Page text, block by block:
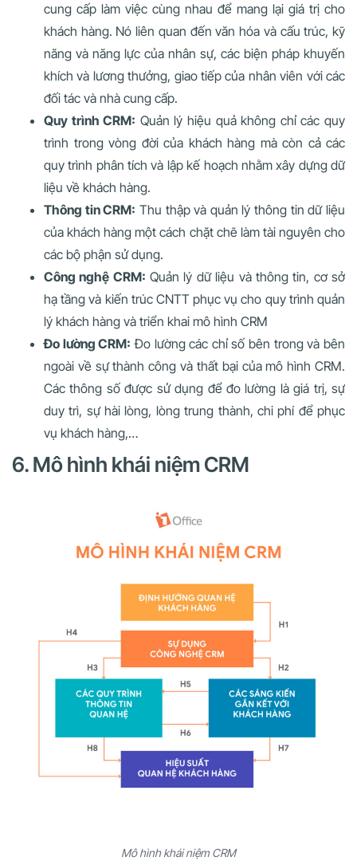
cung cấp làm việc cùng nhau để mang lại giá trị cho
khách hàng. Nó liên quan đến văn hóa và cấu trúc, kỹ
năng và năng lực của nhân sự, các biện pháp khuyến
khích và lương thưởng, giao tiếp của nhân viên với các
đối tác và nhà cung cấp.
Quy trình CRM: Quản lý hiệu quả không chỉ các quy
trình trong vòng đời của khách hàng mà còn cả các
quy trình phân tích và lập kế hoạch nhằm xây dựng dữ
liệu về khách hàng.
Thông tin CRM: Thu thập và quản lý thông tin dữ liệu
của khách hàng một cách chặt chẽ làm tài nguyên cho
các bộ phận sử dụng.
Công nghệ CRM: Quản lý dữ liệu và thông tin, cơ sở
hạ tầng và kiến ​​trúc CNTT phục vụ cho quy trình quản
lý khách hàng và triển khai mô hình CRM
Đo lường CRM: Đo lường các chỉ số bên trong và bên
ngoài về sự thành công và thất bại của mô hình CRM.
Các thông số được sử dụng để đo lường là giá trị, sự
duy trì, sự hài lòng, lòng trung thành, chi phí để phục
vụ khách hàng,…
6. Mô hình khái niệm CRM
Mô hình khái niệm CRM